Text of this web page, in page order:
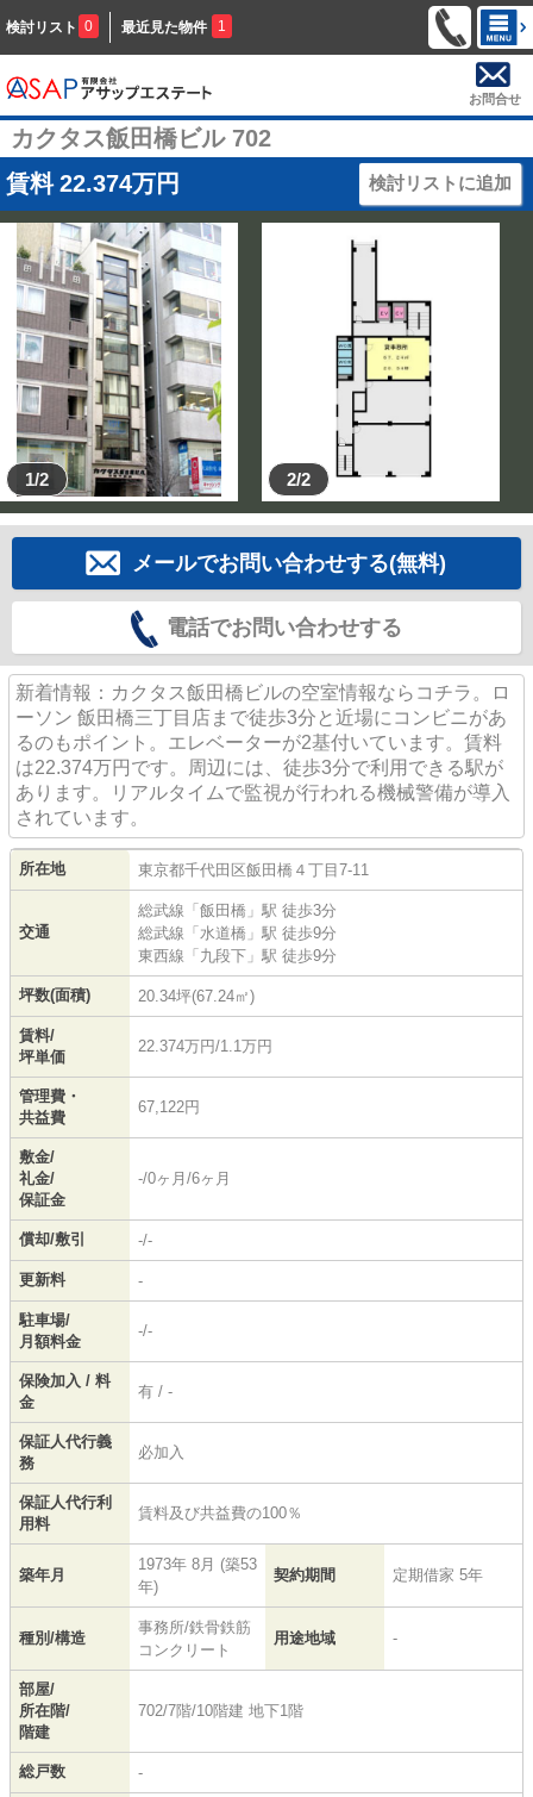
検討リスト 0 最近見た物件 1
お問合せ
カクタス飯田橋ビル 702
賃料 22.374万円 検討リストに追加
1/2 2/2
メールでお問い合わせする(無料)
電話でお問い合わせする
新着情報：カクタス飯田橋ビルの空室情報ならコチラ。ロ
ーソン 飯田橋三丁目店まで徒歩3分と近場にコンビニがあ
るのもポイント。エレベーターが2基付いています。賃料
は22.374万円です。周辺には、徒歩3分で利用できる駅が
あります。リアルタイムで監視が行われる機械警備が導入
されています。
所在地 東京都千代田区飯田橋 ４丁目7-11
交通
総武線 「 飯田橋 」駅 徒歩3分
総武線 「 水道橋 」駅 徒歩9分
東西線 「 九段下 」駅 徒歩9分
坪数(面積) 20.34坪(67.24㎡)
賃料/
坪単価
22.374万円/1.1万円
管理費・
共益費
67,122円
敷金/
礼金/
保証金
-/0ヶ月/6ヶ月
償却/敷引 -/-
更新料 -
駐車場/
月額料金
-/-
保険加入 / 料
金
有 / -
保証人代行義
務
必加入
保証人代行利
用料
賃料及び共益費の100％
築年月
1973年 8月 (築53
年)
契約期間 定期借家 5年
種別/構造
事務所/鉄骨鉄筋
コンクリート
用途地域 -
部屋/
所在階/
階建
702/7階/10階建 地下1階
総戸数 -